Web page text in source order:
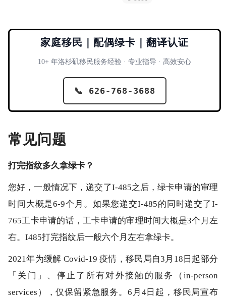
家庭移民｜配偶绿卡｜翻译认证
10+ 年洛杉矶移民服务经验 · 专业指导 · 高效安心
📞 626-768-3688
常见问题
打完指纹多久拿绿卡？
您好，一般情况下，递交了I-485之后，绿卡申请的审理
时间大概是6-9个月。如果您递交I-485的同时递交了I-
765工卡申请的话，工卡申请的审理时间大概是3个月左
右。I485打完指纹后一般六个月左右拿绿卡。
2021年为缓解 Covid-19 疫情，移民局自3月18日起部分
「关门」、停止了所有对外接触的服务（in-person
services），仅保留紧急服务。6月4日起，移民局宣布